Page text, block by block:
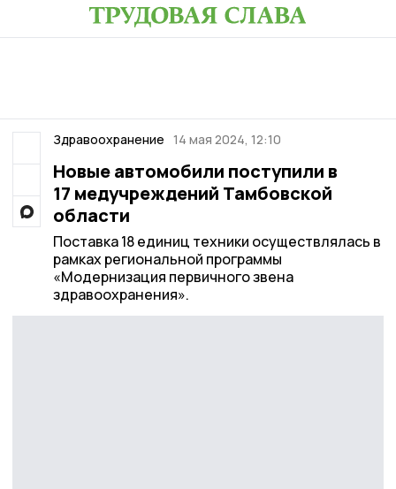
Здравоохранение 14 мая 2024, 12:10
Новые автомобили поступили в
17 медучреждений Тамбовской
области
Поставка 18 единиц техники осуществлялась в
рамках региональной программы
«Модернизация первичного звена
здравоохранения».